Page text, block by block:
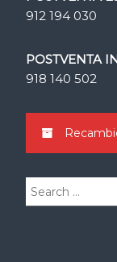
912 194 030
POSTVENTA
918 140 502
Search
for: